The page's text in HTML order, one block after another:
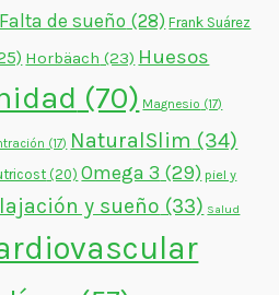
Falta de sueño (28) Frank Suárez
Horbäach (23) Huesos
(70) Magnesio (17)
(17) NaturalSlim (34)
(20) Omega 3 (29) piel y
y sueño (33) Salud